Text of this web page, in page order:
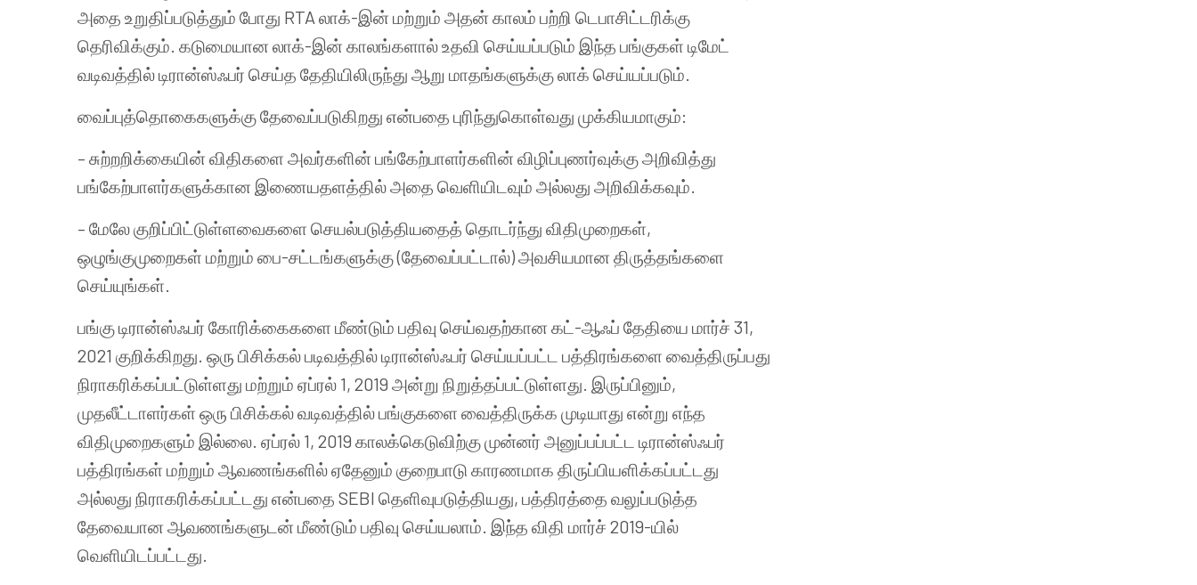
அதை உறுதிப்படுத்தும் போது RTA லாக்-இன் மற்றும் அதன் காலம் பற்றி டெபாசிட்டரிக்கு
தெரிவிக்கும். கடுமையான லாக்-இன் காலங்களால் உதவி செய்யப்படும் இந்த பங்குகள் டிமேட்
வடிவத்தில் டிரான்ஸ்ஃபர் செய்த தேதியிலிருந்து ஆறு மாதங்களுக்கு லாக் செய்யப்படும்.
வைப்புத்தொகைகளுக்கு தேவைப்படுகிறது என்பதை புரிந்துகொள்வது முக்கியமாகும்:
– சுற்றறிக்கையின் விதிகளை அவர்களின் பங்கேற்பாளர்களின் விழிப்புணர்வுக்கு அறிவித்து
பங்கேற்பாளர்களுக்கான இணையதளத்தில் அதை வெளியிடவும் அல்லது அறிவிக்கவும்.
– மேலே குறிப்பிட்டுள்ளவைகளை செயல்படுத்தியதைத் தொடர்ந்து விதிமுறைகள்,
ஒழுங்குமுறைகள் மற்றும் பை-சட்டங்களுக்கு (தேவைப்பட்டால்) அவசியமான திருத்தங்களை
செய்யுங்கள்.
பங்கு டிரான்ஸ்ஃபர் கோரிக்கைகளை மீண்டும் பதிவு செய்வதற்கான கட்-ஆஃப் தேதியை மார்ச் 31,
2021 குறிக்கிறது. ஒரு பிசிக்கல் படிவத்தில் டிரான்ஸ்ஃபர் செய்யப்பட்ட பத்திரங்களை வைத்திருப்பது
நிராகரிக்கப்பட்டுள்ளது மற்றும் ஏப்ரல் 1, 2019 அன்று நிறுத்தப்பட்டுள்ளது. இருப்பினும்,
முதலீட்டாளர்கள் ஒரு பிசிக்கல் வடிவத்தில் பங்குகளை வைத்திருக்க முடியாது என்று எந்த
விதிமுறைகளும் இல்லை. ஏப்ரல் 1, 2019 காலக்கெடுவிற்கு முன்னர் அனுப்பப்பட்ட டிரான்ஸ்ஃபர்
பத்திரங்கள் மற்றும் ஆவணங்களில் ஏதேனும் குறைபாடு காரணமாக திருப்பியளிக்கப்பட்டது
அல்லது நிராகரிக்கப்பட்டது என்பதை SEBI தெளிவுபடுத்தியது, பத்திரத்தை வலுப்படுத்த
தேவையான ஆவணங்களுடன் மீண்டும் பதிவு செய்யலாம். இந்த விதி மார்ச் 2019-யில்
வெளியிடப்பட்டது.